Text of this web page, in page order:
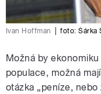
Ivan Hoffman foto:Šárka
Možná by
populace, možná
otázka „peníze,